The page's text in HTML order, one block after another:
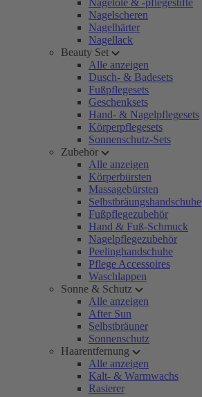
Nagelöle & -pflegestifte
Nagelscheren
Nagelhärter
Nagellack
Beauty Set
Alle anzeigen
Dusch- & Badesets
Fußpflegesets
Geschenksets
Hand- & Nagelpflegesets
Körperpflegesets
Sonnenschutz-Sets
Zubehör
Alle anzeigen
Körperbürsten
Massagebürsten
Selbstbräungshandschuhe
Fußpflegezubehör
Hand & Fuß-Schmuck
Nagelpflegezubehör
Peelinghandschuhe
Pflege Accessoires
Waschlappen
Sonne & Schutz
Alle anzeigen
After Sun
Selbstbräuner
Sonnenschutz
Haarentfernung
Alle anzeigen
Kalt- & Warmwachs
Rasierer